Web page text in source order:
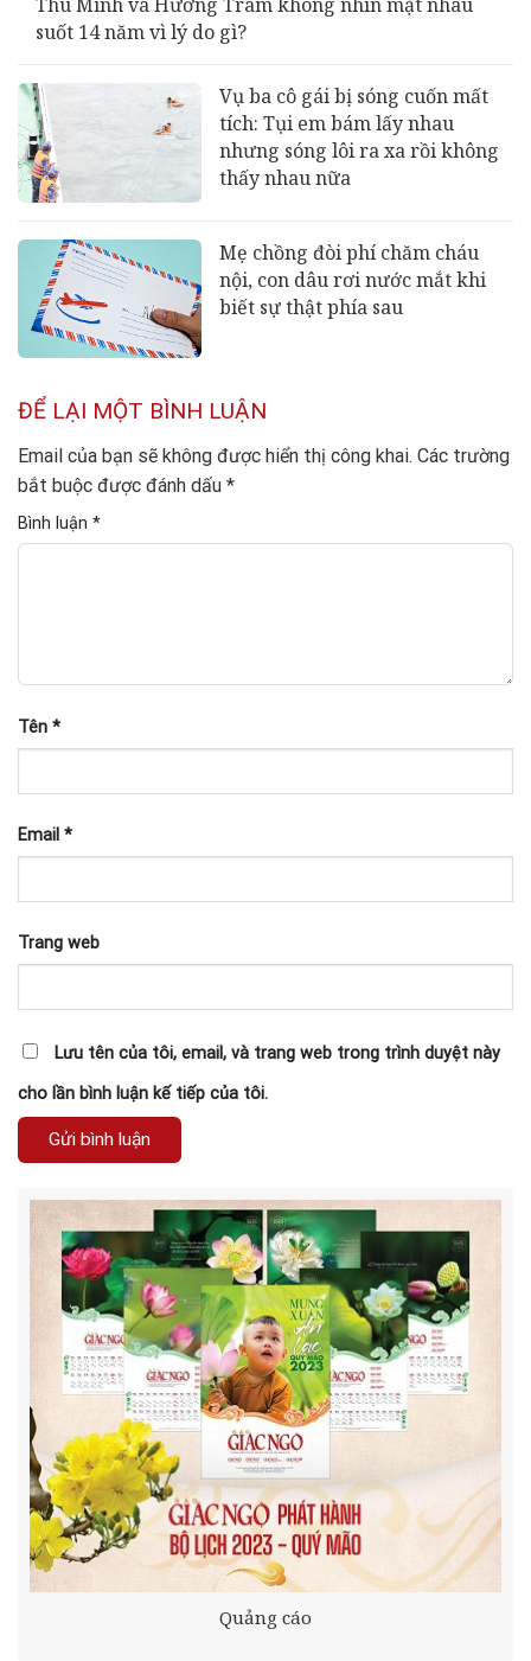
suốt 14 năm vì lý do gì?
Vụ ba cô gái bị sóng cuốn mất
tích: Tụi em bám lấy nhau
nhưng sóng lôi ra xa rồi không
thấy nhau nữa
Mẹ chồng đòi phí chăm cháu
nội, con dâu rơi nước mắt khi
biết sự thật phía sau
ĐỂ LẠI MỘT BÌNH LUẬN
Email của bạn sẽ không được hiển thị công khai. Các trường
bắt buộc được đánh dấu *
Bình luận *
Tên *
Email *
Trang web
Lưu tên của tôi, email, và trang web trong trình duyệt này
cho lần bình luận kế tiếp của tôi.
Quảng cáo